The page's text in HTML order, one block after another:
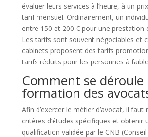
évaluer leurs services à l’heure, à un
tarif mensuel. Ordinairement, un
entre 150 et 200 € pour une prestation
Les tarifs sont souvent négociables et
cabinets proposent des tarifs
tarifs réduits pour les personnes à
Comment se déroule
formation des
Afin d’exercer le métier d’avocat, il faut
critères d’études spécifiques et obtenir
qualification validée par le CNB